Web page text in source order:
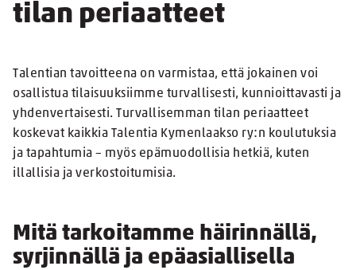
tilan periaatteet
Talentian tavoitteena on varmistaa, että jokainen voi
osallistua tilaisuuksiimme turvallisesti, kunnioittavasti ja
yhdenvertaisesti. Turvallisemman tilan periaatteet
koskevat kaikkia Talentia Kymenlaakso ry:n koulutuksia
ja tapahtumia – myös epämuodollisia hetkiä, kuten
illallisia ja verkostoitumisia.
Mitä tarkoitamme häirinnällä,
syrjinnällä ja epäasiallisella